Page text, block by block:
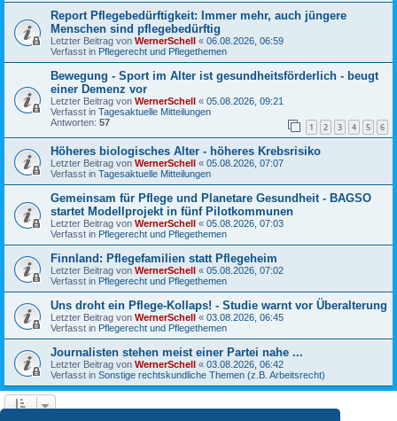
Report Pflegebedürftigkeit: Immer mehr, auch jüngere
Menschen sind pflegebedürftig
Letzter Beitrag von WernerSchell « 06.08.2026, 06:59
Verfasst in Pflegerecht und Pflegethemen
Bewegung - Sport im Alter ist gesundheitsförderlich - beugt
einer Demenz vor
Letzter Beitrag von WernerSchell « 05.08.2026, 09:21
Verfasst in Tagesaktuelle Mitteilungen
Antworten: 57 1 2 3 4 5 6
Höheres biologisches Alter - höheres Krebsrisiko
Letzter Beitrag von WernerSchell « 05.08.2026, 07:07
Verfasst in Tagesaktuelle Mitteilungen
Gemeinsam für Pflege und Planetare Gesundheit - BAGSO
startet Modellprojekt in fünf Pilotkommunen
Letzter Beitrag von WernerSchell « 05.08.2026, 07:03
Verfasst in Pflegerecht und Pflegethemen
Finnland: Pflegefamilien statt Pflegeheim
Letzter Beitrag von WernerSchell « 05.08.2026, 07:02
Verfasst in Pflegerecht und Pflegethemen
Uns droht ein Pflege-Kollaps! - Studie warnt vor Überalterung
Letzter Beitrag von WernerSchell « 03.08.2026, 06:45
Verfasst in Pflegerecht und Pflegethemen
Journalisten stehen meist einer Partei nahe ...
Letzter Beitrag von WernerSchell « 03.08.2026, 06:42
Verfasst in Sonstige rechtskundliche Themen (z.B. Arbeitsrecht)